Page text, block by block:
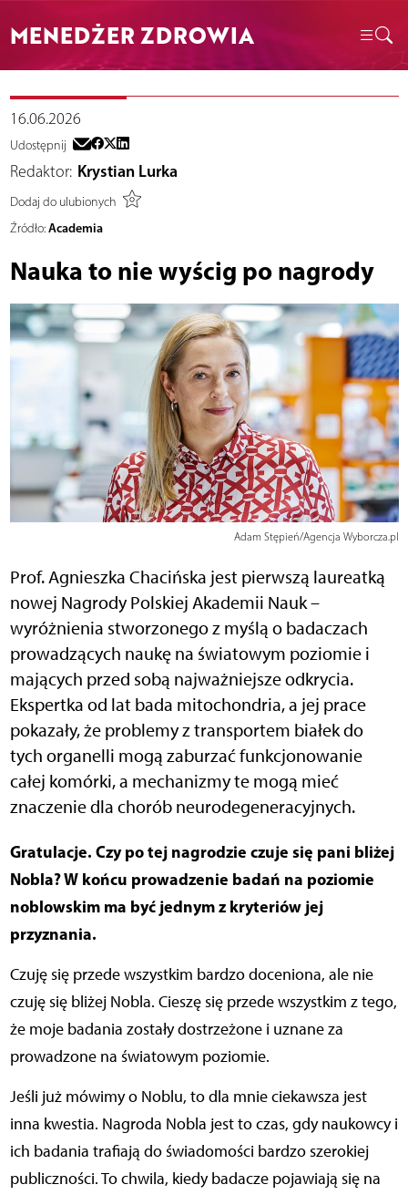
MENEDŻER ZDROWIA
16.06.2026
Udostępnij
Redaktor: Krystian Lurka
Dodaj do ulubionych
Źródło: Academia
Nauka to nie wyścig po nagrody
Adam Stępień/Agencja Wyborcza.pl
Prof. Agnieszka Chacińska jest pierwszą laureatką
nowej Nagrody Polskiej Akademii Nauk –
wyróżnienia stworzonego z myślą o badaczach
prowadzących naukę na światowym poziomie i
mających przed sobą najważniejsze odkrycia.
Ekspertka od lat bada mitochondria, a jej prace
pokazały, że problemy z transportem białek do
tych organelli mogą zaburzać funkcjonowanie
całej komórki, a mechanizmy te mogą mieć
znaczenie dla chorób neurodegeneracyjnych.
Gratulacje. Czy po tej nagrodzie czuje się pani bliżej
Nobla? W końcu prowadzenie badań na poziomie
noblowskim ma być jednym z kryteriów jej
przyznania.
Czuję się przede wszystkim bardzo doceniona, ale nie
czuję się bliżej Nobla. Cieszę się przede wszystkim z tego,
że moje badania zostały dostrzeżone i uznane za
prowadzone na światowym poziomie.
Jeśli już mówimy o Noblu, to dla mnie ciekawsza jest
inna kwestia. Nagroda Nobla jest to czas, gdy naukowcy i
ich badania trafiają do świadomości bardzo szerokiej
publiczności. To chwila, kiedy badacze pojawiają się na